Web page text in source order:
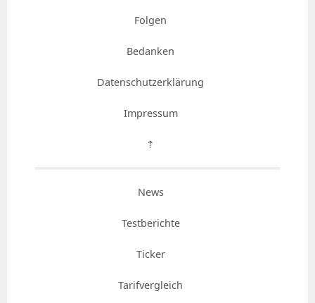
Folgen
Bedanken
Datenschutzerklärung
Impressum
⇡
News
Testberichte
Ticker
Tarifvergleich